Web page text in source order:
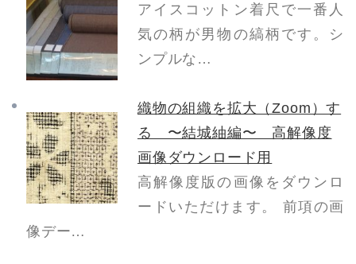
アイスコットン着尺で一番人
気の柄が男物の縞柄です。シ
ンプルな…
織物の組織を拡大（Zoom）す
る 〜結城紬編〜 高解像度
画像ダウンロード用
高解像度版の画像をダウンロ
ードいただけます。 前項の画
像デー…